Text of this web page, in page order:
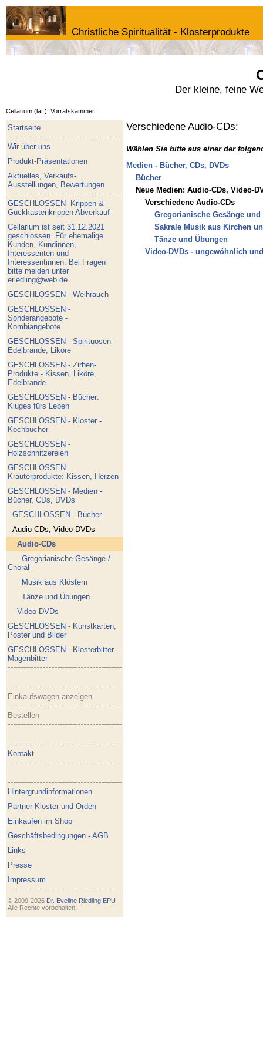
Christliche Spiritualität - Klosterprodukte
Der kleine, feine
Cellarium (lat.): Vorratskammer
Startseite
Wir über uns
Produkt-Präsentationen
Aktuelles, Verkaufs-
Ausstellungen, Bewertungen
GESCHLOSSEN -Krippen &
Guckkastenkrippen Abverkauf
Cellarium ist seit 31.12.2021
geschlossen. Für ehemalige
Kunden, Kundinnen,
Interessenten und
Interessentinnen: Bei Fragen
bitte melden unter
eriedling@web.de
GESCHLOSSEN - Weihrauch
GESCHLOSSEN -
Sonderangebote -
Kombiangebote
GESCHLOSSEN - Spirituosen -
Edelbrände, Liköre
GESCHLOSSEN - Zirben-
Produkte - Kissen, Liköre,
Edelbrände
GESCHLOSSEN - Bücher:
Kluges fürs Leben
GESCHLOSSEN - Kloster -
Kochbücher
GESCHLOSSEN -
Holzschnitzereien
GESCHLOSSEN -
Kräuterprodukte: Kissen, Herzen
GESCHLOSSEN - Medien -
Bücher, CDs, DVDs
GESCHLOSSEN - Bücher
Audio-CDs, Video-DVDs
Audio-CDs
Gregorianische Gesänge /
Choral
Musik aus Klöstern
Tänze und Übungen
Video-DVDs
GESCHLOSSEN - Kunstkarten,
Poster und Bilder
GESCHLOSSEN - Klosterbitter -
Magenbitter
Einkaufswagen anzeigen
Bestellen
Kontakt
Hintergrundinformationen
Partner-Klöster und Orden
Einkaufen im Shop
Geschäftsbedingungen - AGB
Links
Presse
Impressum
© 2009-2026 Dr. Eveline Riedling EPU
Alle Rechte vorbehalten!
Verschiedene Audio-CDs:
Wählen Sie bitte aus einer der
Medien - Bücher, CDs, DVDs
Bücher
Neue Medien: Audio-CDs, Video-
Verschiedene Audio-CDs
Gregorianische Gesänge und
Sakrale Musik aus Kirchen
Tänze und Übungen
Video-DVDs - ungewöhnlich